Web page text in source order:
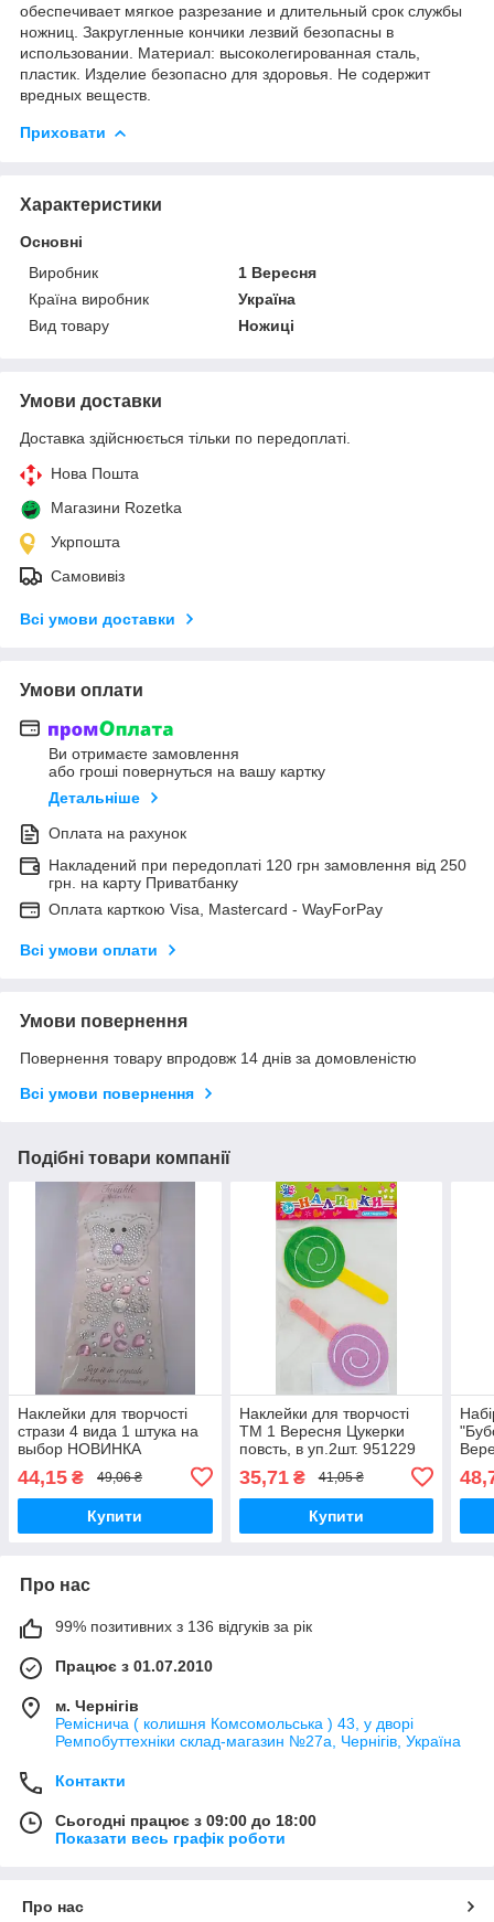
обеспечивает мягкое разрезание и длительный срок службы
ножниц. Закругленные кончики лезвий безопасны в
использовании. Материал: высоколегированная сталь,
пластик. Изделие безопасно для здоровья. Не содержит
вредных веществ.
Приховати
Характеристики
Основні
Виробник
1 Вересня
Країна виробник
Україна
Вид товару
Ножиці
Умови доставки
Доставка здійснюється тільки по передоплаті.
Нова Пошта
Магазини Rozetka
Укрпошта
Самовивіз
Всі умови доставки
Умови оплати
Ви отримаєте замовлення
або гроші повернуться на вашу картку
Детальніше
Оплата на рахунок
Накладений при передоплаті 120 грн замовлення від 250
грн. на карту Приватбанку
Оплата карткою Visa, Mastercard - WayForPay
Всі умови оплати
Умови повернення
Повернення товару впродовж 14 днів за домовленістю
Всі умови повернення
Подібні товари компанії
Наклейки для творчості
стрази 4 вида 1 штука на
выбор НОВИНКА
44,15 ₴ 49,06 ₴
Купити
Наклейки для творчості
ТМ 1 Вересня Цукерки
повсть, в уп.2шт. 951229
35,71₴ 41,05 ₴
Купити
Про нас
99% позитивних з 136 відгуків за рік
Працює з 01.07.2010
м. Чернігів
Реміснича ( колишня Комсомольська ) 43, у дворі
Ремпобуттехніки склад-магазин №27a, Чернігів, Україна
Контакти
Сьогодні працює з 09:00 до 18:00
Показати весь графік роботи
Про нас